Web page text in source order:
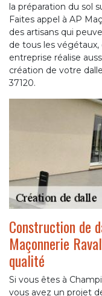
la préparation du sol
Faites appel à AP
des artisans qui
de tous les
entreprise réalise
création de votre
37120.
Construction de
Maçonnerie
qualité
Si vous êtes à
vous avez un projet